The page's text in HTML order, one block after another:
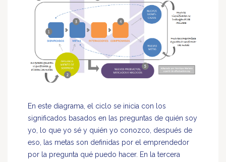
En este diagrama, el ciclo se inicia con los
significados basados ​​en las preguntas de quién soy
yo, lo que yo sé y quién yo conozco, después de
eso, las metas son definidas por el emprendedor
por la pregunta qué puedo hacer. En la tercera